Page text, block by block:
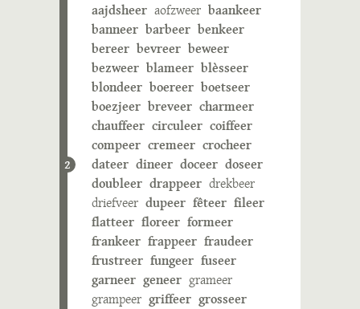
2
aajdsheer aofzweer baankeer
banneer barbeer benkeer
bereer bevreer beweer
bezweer blameer blèsseer
blondeer boereer boetseer
boezjeer breveer charmeer
chauffeer circuleer coiffeer
compeer cremeer crocheer
dateer dineer doceer doseer
doubleer drappeer drekbeer
driefveer dupeer fêteer fileer
flatteer floreer formeer
frankeer frappeer fraudeer
frustreer fungeer fuseer
garneer geneer grameer
grampeer griffeer grosseer